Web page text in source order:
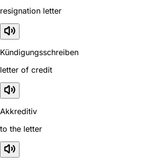
resignation letter
Kündigungsschreiben
letter of credit
Akkreditiv
to the letter